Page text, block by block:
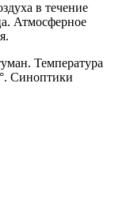
в течение
Атмосферное
Температура
Синоптики